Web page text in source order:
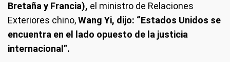
Bretaña y Francia), el ministro de Relaciones
Exteriores chino,Wang Yi, dijo: “Estados Unidos se
encuentra en el lado opuesto de la justicia
internacional”.